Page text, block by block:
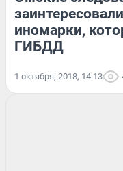
иномарки,
ГИБДД
1 октября, 2018, 14:13